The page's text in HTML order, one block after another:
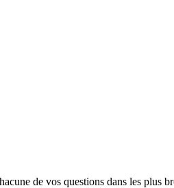
de vos questions dans les plus